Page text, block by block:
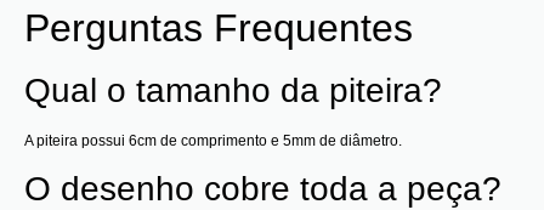
Perguntas Frequentes
Qual o tamanho da piteira?
A piteira possui 6cm de comprimento e 5mm de diâmetro.
O desenho cobre toda a peça?